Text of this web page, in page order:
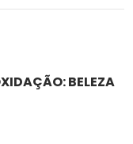
BELEZA